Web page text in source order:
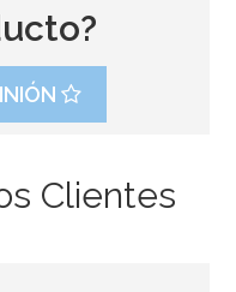
Clientes